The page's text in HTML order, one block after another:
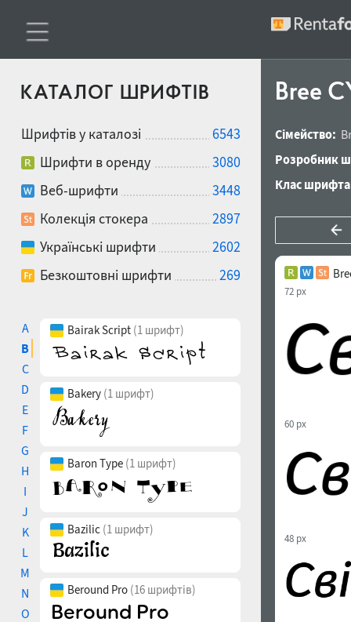
КАТАЛОГ ШРИФТІВ
Шрифтів у каталозі
6543
Шрифти в оренду
3080
Веб-шрифти
3448
Колекція стокера
2897
Українські шрифти
2602
Безкоштовні шрифти
269
A
B
C
D
E
F
G
H
I
J
K
L
M
N
O
Bairak Script (1 шрифт)
Bakery (1 шрифт)
Baron Type (1 шрифт)
Bazilic (1 шрифт)
Beround Pro (16 шрифтів)
Bree
Сімейство:
Розробник
Клас
72 px
60 px
48 px